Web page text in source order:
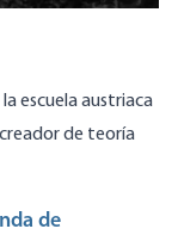
escuela austriaca
de teoría
de